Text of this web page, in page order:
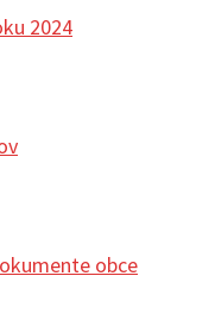
2024
obce